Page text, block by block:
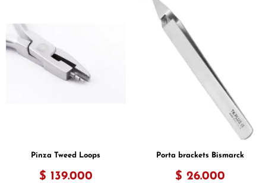
Pinza Tweed Loops
$ 139.000
Porta brackets Bismarck
$ 26.000